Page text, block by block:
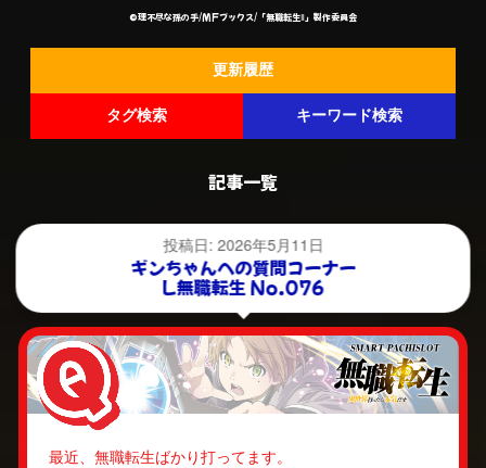
©理不尽な孫の手/MFブックス/「無職転生Ⅱ」製作委員会
更新履歴
タグ検索 キーワード検索
記事一覧
投稿日: 2026年5月11日
ギンちゃんへの質問コーナー
L無職転生 No.076
最近、無職転生ばかり打ってます。